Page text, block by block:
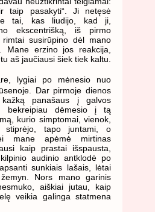
taip pasakyti“. Ji netęsė
tai, kas liudijo, kad ji,
ekscentrišką, iš pirmo
rimtai susirūpino dėl mano
Mane erzino jos reakcija,
aš jaučiausi šiek tiek kaltu.
lygiai po mėnesio nuo
Dar pirmoje dienos
panašaus į galvos
bekreipiau dėmesio į tą
kurio simptomai, vienok,
stiprėjo, tapo juntami, o
mane apėmė mirtinas
kaip prastai išspausta,
audinio antklodė po
sunkiais lašais, lėtai
Nors mano garinis
aiškiai jutau, kaip
veikia galinga statmena